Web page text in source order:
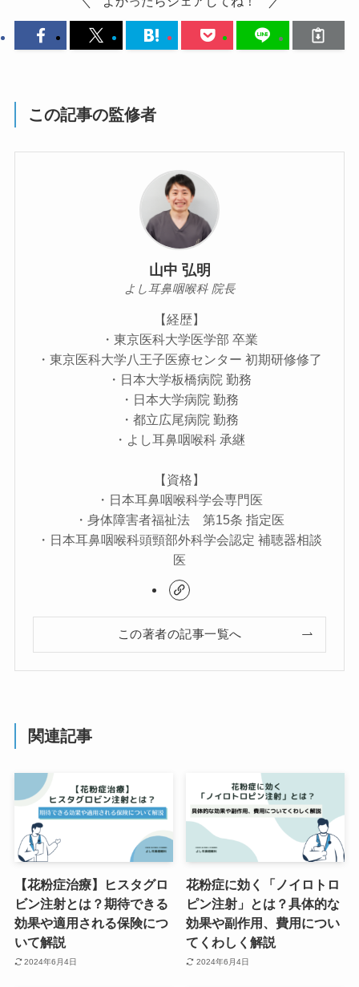
この記事の監修者
山中 弘明
よし耳鼻咽喉科 院長
【経歴】
・東京医科大学医学部 卒業
・東京医科大学八王子医療センター 初期研修修了
・日本大学板橋病院 勤務
・日本大学病院 勤務
・都立広尾病院 勤務
・よし耳鼻咽喉科 承継
【資格】
・日本耳鼻咽喉科学会専門医
・身体障害者福祉法 第15条 指定医
・日本耳鼻咽喉科頭頸部外科学会認定 補聴器相談
医
この著者の記事一覧へ
関連記事
【花粉症治療】ヒスタグロ
ビン注射とは？期待できる
効果や適用される保険につ
いて解説
2024年6月4日
花粉症に効く「ノイロトロ
ピン注射」とは？具体的な
効果や副作用、費用につい
てくわしく解説
2024年6月4日